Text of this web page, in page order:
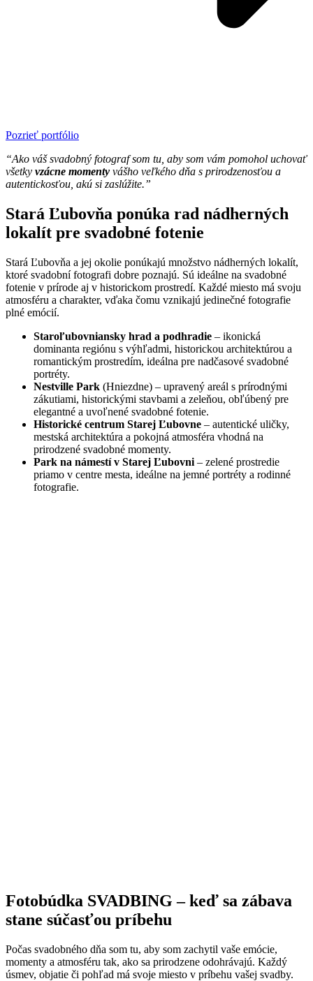
Pozrieť portfólio
“Ako váš svadobný fotograf som tu, aby som vám pomohol uchovať
všetky vzácne momenty vášho veľkého dňa s prirodzenosťou a
autentickosťou, akú si zaslúžite.”
Stará Ľubovňa ponúka rad nádherných
lokalít pre svadobné fotenie
Stará Ľubovňa a jej okolie ponúkajú množstvo nádherných lokalít,
ktoré svadobní fotografi dobre poznajú. Sú ideálne na svadobné
fotenie v prírode aj v historickom prostredí. Každé miesto má svoju
atmosféru a charakter, vďaka čomu vznikajú jedinečné fotografie
plné emócií.
Staroľubovniansky hrad a podhradie – ikonická
dominanta regiónu s výhľadmi, historickou architektúrou a
romantickým prostredím, ideálna pre nadčasové svadobné
portréty.
Nestville Park (Hniezdne) – upravený areál s prírodnými
zákutiami, historickými stavbami a zeleňou, obľúbený pre
elegantné a uvoľnené svadobné fotenie.
Historické centrum Starej Ľubovne – autentické uličky,
mestská architektúra a pokojná atmosféra vhodná na
prirodzené svadobné momenty.
Park na námestí v Starej Ľubovni – zelené prostredie
priamo v centre mesta, ideálne na jemné portréty a rodinné
fotografie.
Fotobúdka SVADBING – keď sa zábava
stane súčasťou príbehu
Počas svadobného dňa som tu, aby som zachytil vaše emócie,
momenty a atmosféru tak, ako sa prirodzene odohrávajú. Každý
úsmev, objatie či pohľad má svoje miesto v príbehu vašej svadby.